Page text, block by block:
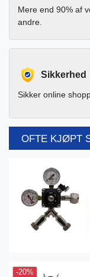
Mere end 90% af
andre.
Sikkerhed
Sikker online
OFTE KJØPT
-20%